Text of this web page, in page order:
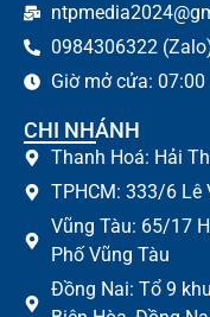
0984306322
Giờ mở cửa:
CHI NHÁNH
Thanh Hoá: Hải
TPHCM: 333/6 Lê
Vũng Tàu: 65/17
Phố Vũng Tàu
Đồng Nai: Tổ 9